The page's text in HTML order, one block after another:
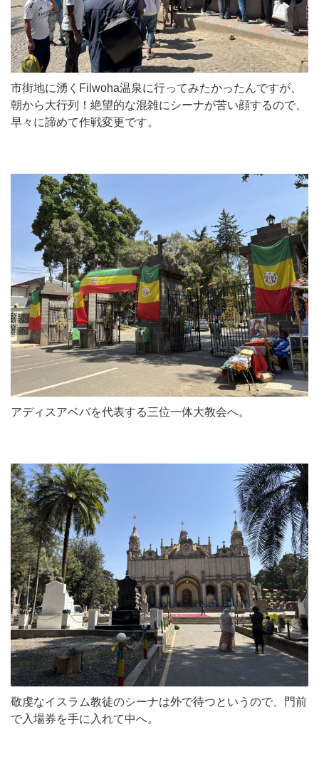
市街地に湧くFilwoha温泉に行ってみたかったんですが、
朝から大行列！絶望的な混雑にシーナが苦い顔するので、
早々に諦めて作戦変更です。
アディスアベバを代表する三位一体大教会へ。
敬虔なイスラム教徒のシーナは外で待つというので、門前
で入場券を手に入れて中へ。